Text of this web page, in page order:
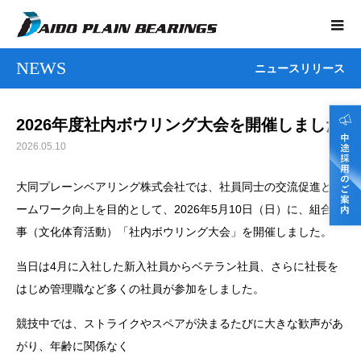
NEWS ニュースリリース
2026年度社内ボウリング大会を開催しました
2026.05.10
大同プレーンベアリング株式会社では、社員同士の交流促進とチ
ームワーク向上を目的として、2026年5月10日（日）に、組合行
事（文化体育活動）「社内ボウリング大会」を開催しました。
当日は4月に入社した新入社員からベテラン社員、さらに社長を
はじめ管理職など多くの社員が参加をしました。
競技中では、ストライクやスペアが決まるたびに大きな歓声があ
がり、年齢に関係なく